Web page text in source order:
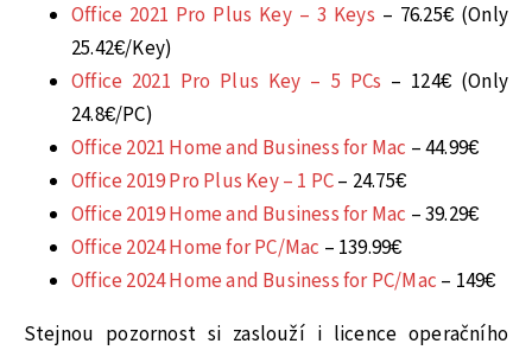
Office 2021 Pro Plus Key – 3 Keys – 76.25€ (Only
25.42€/Key)
Office 2021 Pro Plus Key – 5 PCs – 124€ (Only
24.8€/PC)
Office 2021 Home and Business for Mac – 44.99€
Office 2019 Pro Plus Key – 1 PC– 24.75€
Office 2019 Home and Business for Mac – 39.29€
Office 2024 Home for PC/Mac – 139.99€
Office 2024 Home and Business for PC/Mac – 149€
Stejnou pozornost si zaslouží i licence operačního